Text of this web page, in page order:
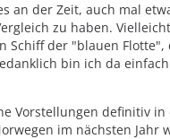
an der Zeit, auch mal
zu haben.
Schiff der "blauen Flotte",
bin ich da
Vorstellungen definitiv in
im nächsten Jahr